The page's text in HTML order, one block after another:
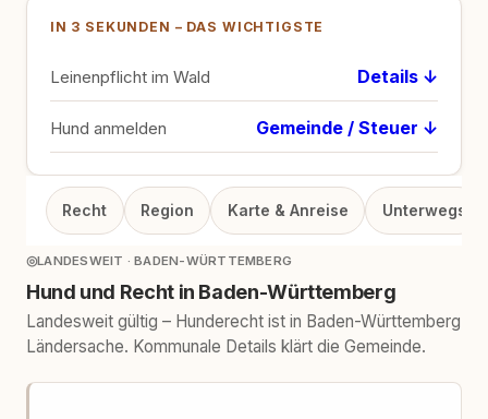
IN 3 SEKUNDEN – DAS WICHTIGSTE
Leinenpflicht im Wald Details ↓
Hund anmelden Gemeinde / Steuer ↓
Recht Region Karte & Anreise Unterwegs
◎LANDESWEIT · BADEN-WÜRTTEMBERG
Hund und Recht in Baden-Württemberg
Landesweit gültig – Hunderecht ist in Baden-Württemberg
Ländersache. Kommunale Details klärt die Gemeinde.